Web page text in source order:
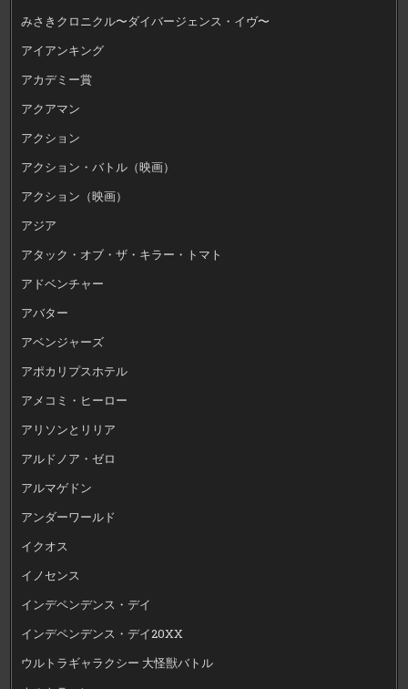
みさきクロニクル〜ダイバージェンス・イヴ〜
アイアンキング
アカデミー賞
アクアマン
アクション
アクション・バトル（映画）
アクション（映画）
アジア
アタック・オブ・ザ・キラー・トマト
アドベンチャー
アバター
アベンジャーズ
アポカリプスホテル
アメコミ・ヒーロー
アリソンとリリア
アルドノア・ゼロ
アルマゲドン
アンダーワールド
イクオス
イノセンス
インデペンデンス・デイ
インデペンデンス・デイ20XX
ウルトラギャラクシー 大怪獣バトル